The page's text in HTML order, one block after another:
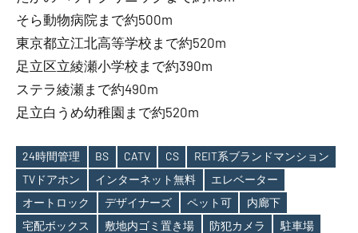
そら動物病院まで約500m
東京都立江北高等学校まで約520m
足立区立綾瀬小学校まで約390m
ステラ綾瀬まで約490m
足立白うめ幼稚園まで約520m
Tags
24時間管理 BS CATV CS
REIT系ブランドマンション
TVドアホン
インターネット無料
エレベーター
オートロック
デザイナーズ ペット可
内廊下
宅配ボックス
敷地内ゴミ置き場 防犯カメラ
駐車場